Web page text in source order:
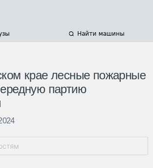
Найти машины
крае лесные пожарные
партию